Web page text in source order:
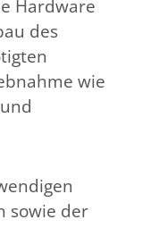
Hardware
des
wie
sowie der